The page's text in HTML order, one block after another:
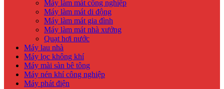
Máy làm mát công nghiệp
Máy làm mát di động
Máy làm mát gia đình
Máy làm mát nhà xưởng
Quạt hơi nước
Máy lau nhà
Máy lọc không khí
Máy mài sàn bê tông
Máy nén khí công nghiệp
Máy phát điện